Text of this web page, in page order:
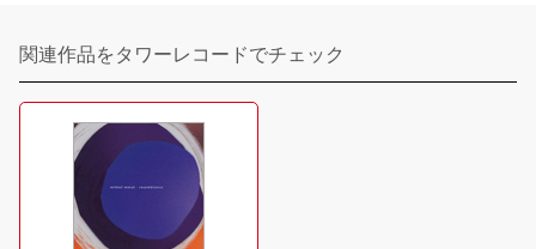
関連作品をタワーレコードでチェック